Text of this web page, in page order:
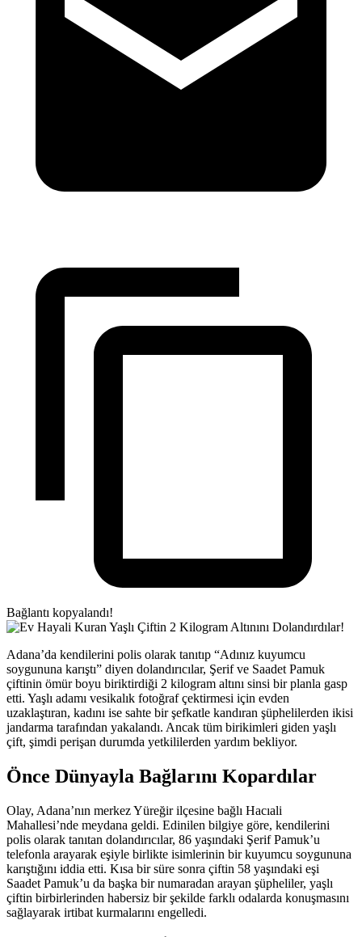
Bağlantı kopyalandı!
Adana’da kendilerini polis olarak tanıtıp “Adınız kuyumcu
soygununa karıştı” diyen dolandırıcılar, Şerif ve Saadet Pamuk
çiftinin ömür boyu biriktirdiği 2 kilogram altını sinsi bir planla gasp
etti. Yaşlı adamı vesikalık fotoğraf çektirmesi için evden
uzaklaştıran, kadını ise sahte bir şefkatle kandıran şüphelilerden ikisi
jandarma tarafından yakalandı. Ancak tüm birikimleri giden yaşlı
çift, şimdi perişan durumda yetkililerden yardım bekliyor.
Önce Dünyayla Bağlarını Kopardılar
Olay, Adana’nın merkez Yüreğir ilçesine bağlı Hacıali
Mahallesi’nde meydana geldi. Edinilen bilgiye göre, kendilerini
polis olarak tanıtan dolandırıcılar, 86 yaşındaki Şerif Pamuk’u
telefonla arayarak eşiyle birlikte isimlerinin bir kuyumcu soygununa
karıştığını iddia etti. Kısa bir süre sonra çiftin 58 yaşındaki eşi
Saadet Pamuk’u da başka bir numaradan arayan şüpheliler, yaşlı
çiftin birbirlerinden habersiz bir şekilde farklı odalarda konuşmasını
sağlayarak irtibat kurmalarını engelledi.